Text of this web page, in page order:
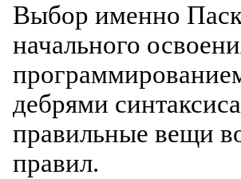
Выбор именно
начального
дебрями
правильные вещи
правил.